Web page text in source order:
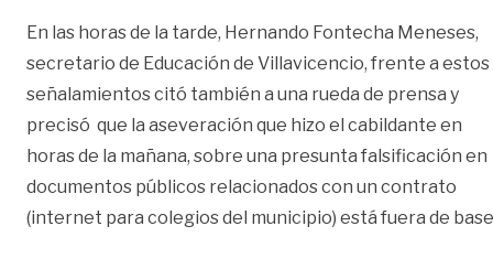
En las horas de la tarde, Hernando Fontecha Meneses,
secretario de Educación de Villavicencio, frente a estos
señalamientos citó también a una rueda de prensa y
precisó que la aseveración que hizo el cabildante en
horas de la mañana, sobre una presunta falsificación en
documentos públicos relacionados con un contrato
(internet para colegios del municipio) está fuera de